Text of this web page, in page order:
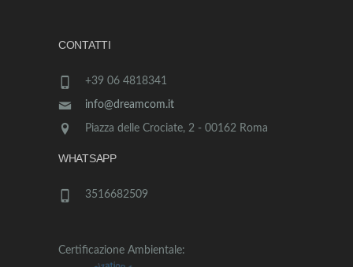
CONTATTI
+39 06 4818341
info@dreamcom.it
Piazza delle Crociate, 2 - 00162 Roma
WHATSAPP
3516682509
Certificazione Ambientale: